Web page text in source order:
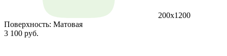
200x1200
Поверхность: Матовая
3 100 руб.